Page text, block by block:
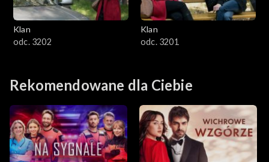
Klan
odc. 3202
Klan
odc. 3201
Rekomendowane dla Ciebie